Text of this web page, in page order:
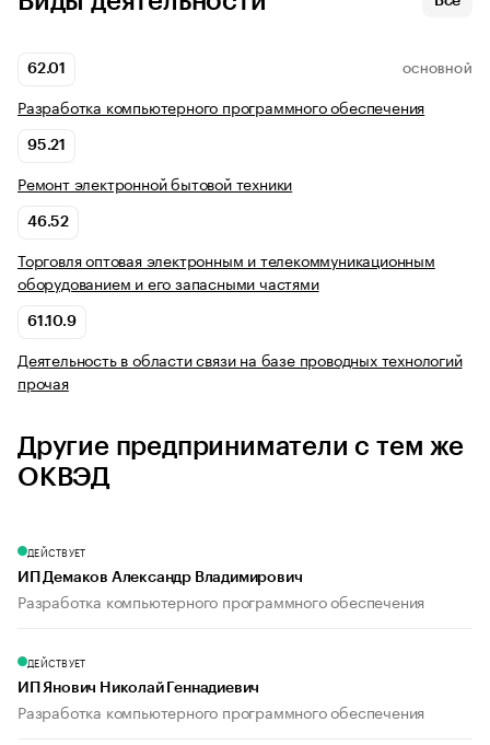
62.01 ОСНОВНОЙ
Разработка компьютерного программного обеспечения
95.21
Ремонт электронной бытовой техники
46.52
Торговля оптовая электронным и телекоммуникационным
оборудованием и его запасными частями
61.10.9
Деятельность в области связи на базе проводных технологий
прочая
Другие предприниматели с тем же
ОКВЭД
ДЕЙСТВУЕТ
ИП Демаков Александр Владимирович
Разработка компьютерного программного обеспечения
ДЕЙСТВУЕТ
ИП Янович Николай Геннадиевич
Разработка компьютерного программного обеспечения